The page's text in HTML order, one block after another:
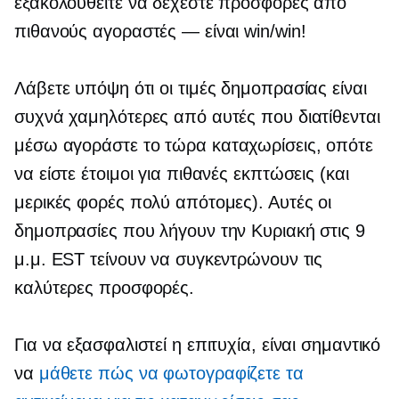
πιθανούς αγοραστές — είναι win/win!
Λάβετε υπόψη ότι οι τιμές δημοπρασίας είναι
συχνά χαμηλότερες από αυτές που διατίθενται
μέσω αγοράστε το τώρα καταχωρίσεις, οπότε
να είστε έτοιμοι για πιθανές εκπτώσεις (και
μερικές φορές πολύ απότομες). Αυτές οι
δημοπρασίες που λήγουν την Κυριακή στις 9
μ.μ. EST τείνουν να συγκεντρώνουν τις
καλύτερες προσφορές.
Για να εξασφαλιστεί η επιτυχία, είναι σημαντικό
να μάθετε πώς να φωτογραφίζετε τα